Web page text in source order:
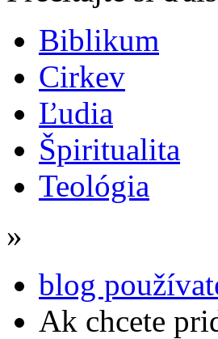
Biblikum
Cirkev
Ľudia
Špiritualita
Teológia
»
blog
Ak chcete